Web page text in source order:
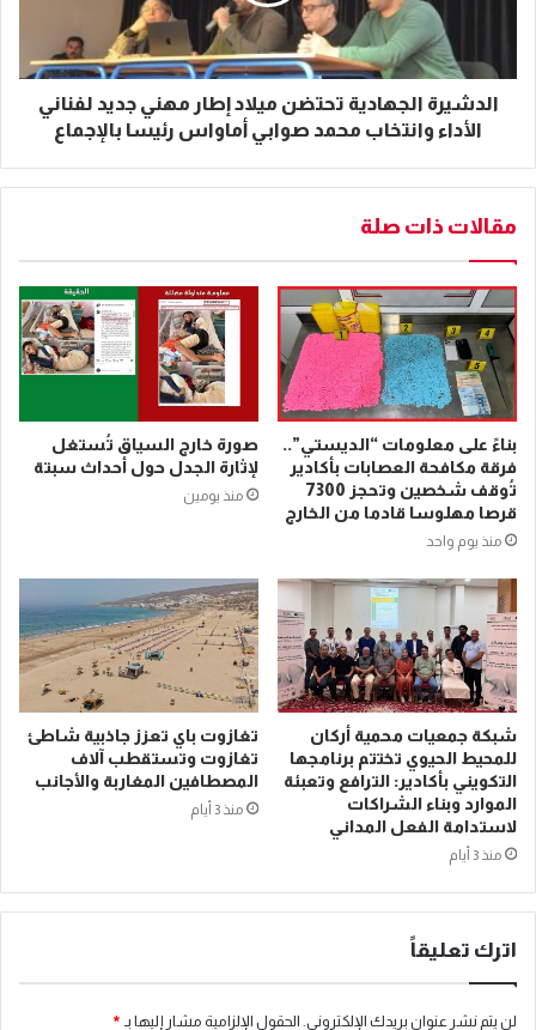
الدشيرة الجهادية تحتضن ميلاد إطار مهني جديد لفناني
الأداء وانتخاب محمد صوابي أماواس رئيسا بالإجماع
مقالات ذات صلة
بناءً على معلومات “الديستي”..
فرقة مكافحة العصابات بأكادير
تُوقف شخصين وتحجز 7300
قرصا مهلوسا قادما من الخارج
منذ يوم واحد
صورة خارج السياق تُستغل
لإثارة الجدل حول أحداث سبتة
منذ يومين
شبكة جمعيات محمية أركان
للمحيط الحيوي تختتم برنامجها
التكويني بأكادير: الترافع وتعبئة
الموارد وبناء الشراكات
لاستدامة الفعل المداني
منذ 3 أيام
تغازوت باي تعزز جاذبية شاطئ
تغازوت وتستقطب آلاف
المصطافين المغاربة والأجانب
منذ 3 أيام
اترك تعليقاً
لن يتم نشر عنوان بريدك الإلكتروني. الحقول الإلزامية مشار إليها بـ *